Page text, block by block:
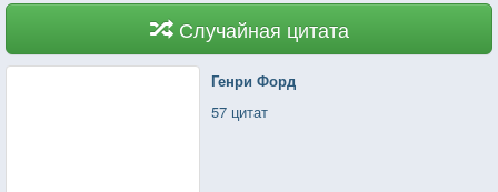
Случайная цитата
Генри Форд
57 цитат